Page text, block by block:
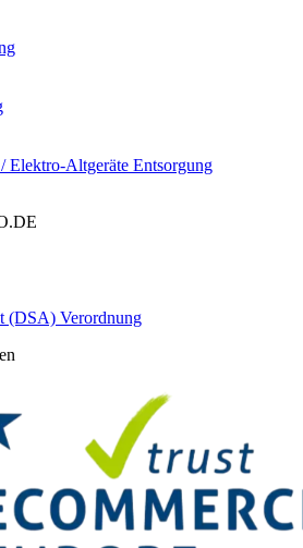
Elektro-Altgeräte Entsorgung
(DSA) Verordnung